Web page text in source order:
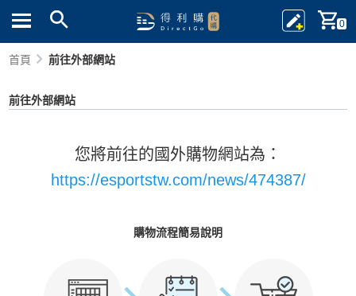
0
首頁 前往外部網站
前往外部網站
您將前往的國外購物網站為：
https://esportstw.com/news/474387/
購物流程簡易說明